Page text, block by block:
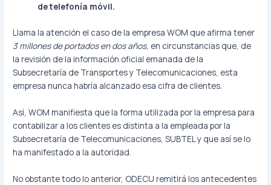
de telefonía móvil.
Llama la atención el caso de la empresa WOM que afirma tener
3 millones de portados en dos años, en circunstancias que, de
la revisión de la información oficial emanada de la
Subsecretaría de Transportes y Telecomunicaciones, esta
empresa nunca habría alcanzado esa cifra de clientes.
Así, WOM manifiesta que la forma utilizada por la empresa para
contabilizar a los clientes es distinta a la empleada por la
Subsecretaría de Telecomunicaciones, SUBTEL y que así se lo
ha manifestado a la autoridad.
No obstante todo lo anterior, ODECU remitirá los antecedentes